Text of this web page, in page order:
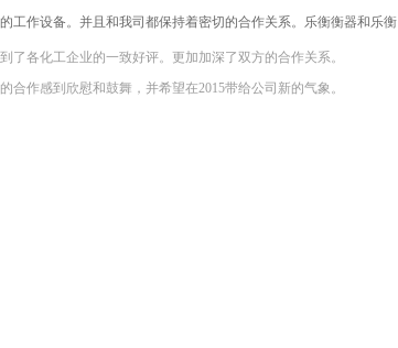
工作设备。并且和我司都保持着密切的合作关系。乐衡衡器和乐衡
各化工企业的一致好评。更加加深了双方的合作关系。
作感到欣慰和鼓舞，并希望在2015带给公司新的气象。